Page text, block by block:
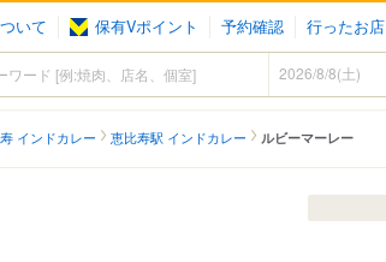
いて 保有Vポイント 予約確認 行ったお店
インドカレー 恵比寿駅 インドカレー ルビーマーレー